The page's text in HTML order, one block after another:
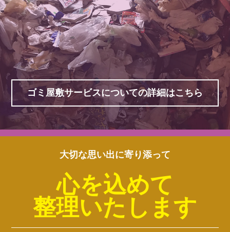
ゴミ屋敷サービスについての詳細はこちら
大切な思い出に寄り添って
心を込めて
整理いたします